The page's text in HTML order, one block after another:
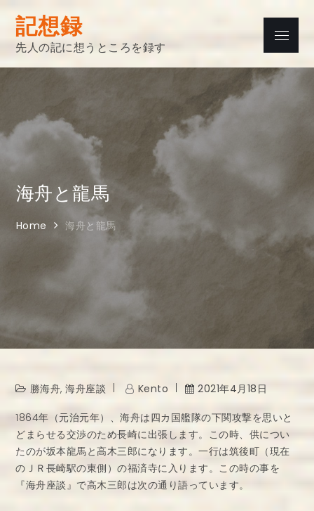
content
記想録
先人の記に想うところを録す
Menu
海舟と龍馬
Home 海舟と龍馬
勝海舟,海舟座談 Kento 2021年4月18日
1864年（元治元年）、海舟は四カ国艦隊の下関攻撃を思いと
どまらせる交渉のため長崎に出張します。この時、供につい
たのが坂本龍馬と高木三郎になります。一行は筑後町（現在
のＪＲ長崎駅の東側）の福済寺に入ります。この時の事を
『海舟座談』で高木三郎は次の通り語っています。